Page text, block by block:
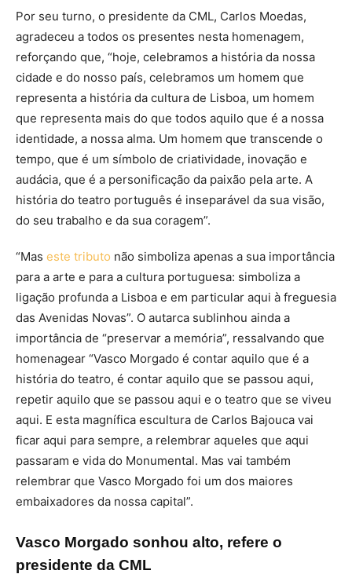
Por seu turno, o presidente da CML, Carlos Moedas,
agradeceu a todos os presentes nesta homenagem,
reforçando que, “hoje, celebramos a história da nossa
cidade e do nosso país, celebramos um homem que
representa a história da cultura de Lisboa, um homem
que representa mais do que todos aquilo que é a nossa
identidade, a nossa alma. Um homem que transcende o
tempo, que é um símbolo de criatividade, inovação e
audácia, que é a personificação da paixão pela arte. A
história do teatro português é inseparável da sua visão,
do seu trabalho e da sua coragem”.
“Mas este tributo não simboliza apenas a sua importância
para a arte e para a cultura portuguesa: simboliza a
ligação profunda a Lisboa e em particular aqui à freguesia
das Avenidas Novas”. O autarca sublinhou ainda a
importância de “preservar a memória”, ressalvando que
homenagear “Vasco Morgado é contar aquilo que é a
história do teatro, é contar aquilo que se passou aqui,
repetir aquilo que se passou aqui e o teatro que se viveu
aqui. E esta magnífica escultura de Carlos Bajouca vai
ficar aqui para sempre, a relembrar aqueles que aqui
passaram e vida do Monumental. Mas vai também
relembrar que Vasco Morgado foi um dos maiores
embaixadores da nossa capital”.
Vasco Morgado sonhou alto, refere o
presidente da CML